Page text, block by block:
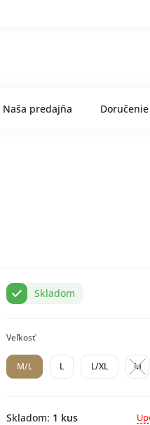
Naša predajňa
Skladom
Veľkosť
M/L L L/XL M
Skladom: 1 kus